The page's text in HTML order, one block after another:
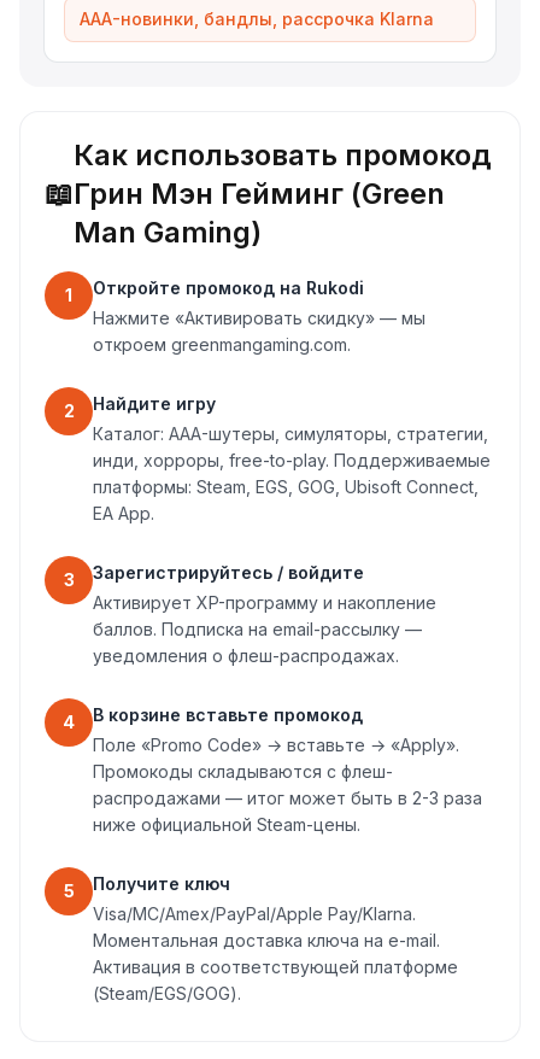
AAA-новинки, бандлы, рассрочка Klarna
📖
Как использовать промокод
Грин Мэн Гейминг (Green
Man Gaming)
1
Откройте промокод на Rukodi
Нажмите «Активировать скидку» — мы
откроем greenmangaming.com.
2
Найдите игру
Каталог: AAA-шутеры, симуляторы, стратегии,
инди, хорроры, free-to-play. Поддерживаемые
платформы: Steam, EGS, GOG, Ubisoft Connect,
EA App.
3
Зарегистрируйтесь / войдите
Активирует XP-программу и накопление
баллов. Подписка на email-рассылку —
уведомления о флеш-распродажах.
4
В корзине вставьте промокод
Поле «Promo Code» → вставьте → «Apply».
Промокоды складываются с флеш-
распродажами — итог может быть в 2-3 раза
ниже официальной Steam-цены.
5
Получите ключ
Visa/MC/Amex/PayPal/Apple Pay/Klarna.
Моментальная доставка ключа на e-mail.
Активация в соответствующей платформе
(Steam/EGS/GOG).